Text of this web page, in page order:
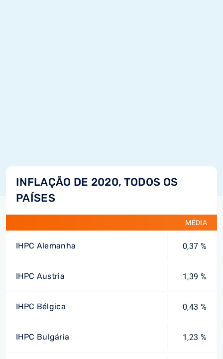
INFLAÇÃO DE 2020, TODOS OS
PAÍSES
MÉDIA
IHPC Alemanha 0,37 %
IHPC Austria 1,39 %
IHPC Bélgica 0,43 %
IHPC Bulgária 1,23 %